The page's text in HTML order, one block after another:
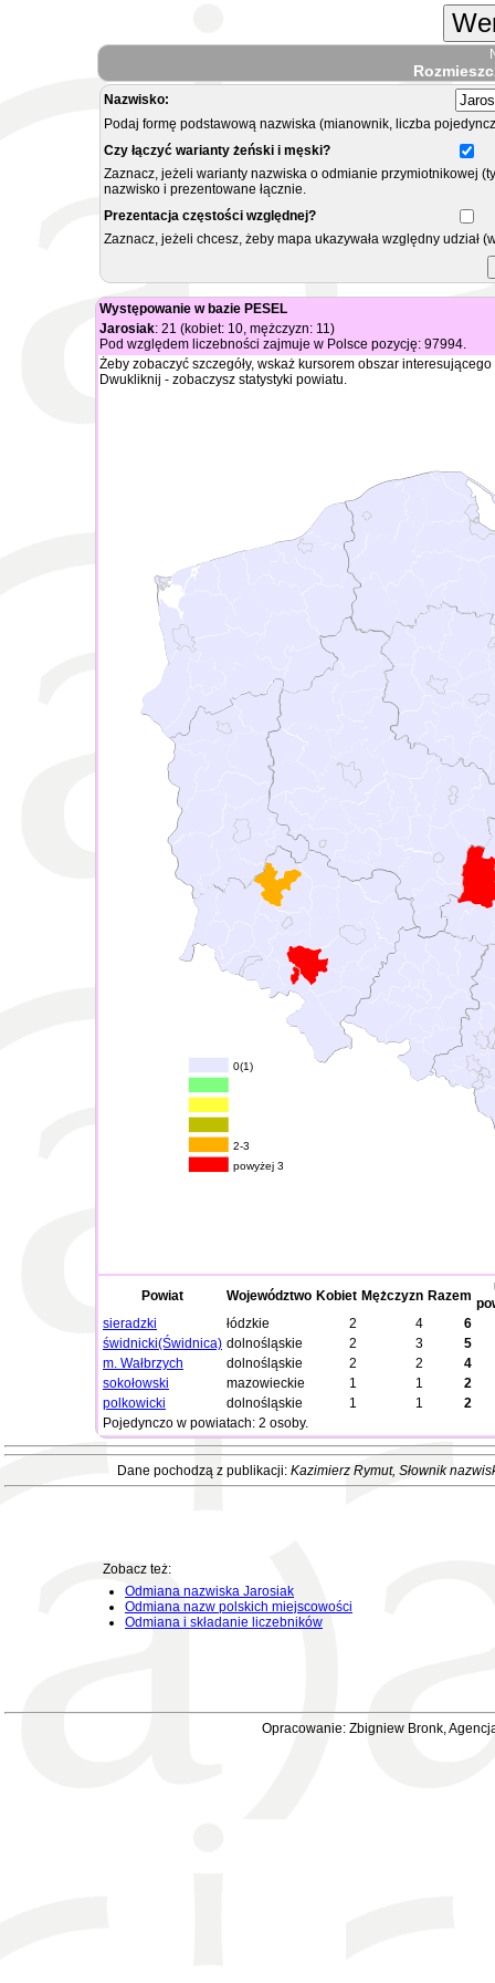
Nazwisko:
Podaj formę podstawową nazwiska (mianownik, liczba
Czy łączyć warianty żeński i męski?
Zaznacz, jeżeli warianty nazwiska o odmianie przymiotnikowej
nazwisko i prezentowane łącznie.
Prezentacja częstości względnej?
Zaznacz, jeżeli chcesz, żeby mapa ukazywała względny
Występowanie w bazie PESEL
Jarosiak: 21 (kobiet: 10, mężczyzn: 11)
Pod względem liczebności zajmuje w Polsce pozycję: 97994.
Żeby zobaczyć szczegóły, wskaż kursorem obszar
Dwukliknij - zobaczysz statystyki powiatu.
0(1)
2-3
powyżej 3
Powiat Województwo Kobiet Mężczyzn Razem
sieradzki
łódzkie 2 4
6
świdnicki(Świdnica) dolnośląskie 2 3
5
m. Wałbrzych
dolnośląskie 2 2
4
sokołowski
mazowieckie 1 1
2
polkowicki
dolnośląskie 1 1
2
Pojedynczo w powiatach: 2 osoby.
Dane pochodzą z publikacji: Kazimierz Rymut, Słownik
Zobacz też:
Odmiana nazwiska Jarosiak
Odmiana nazw polskich miejscowości
Odmiana i składanie liczebników
Opracowanie: Zbigniew Bronk,